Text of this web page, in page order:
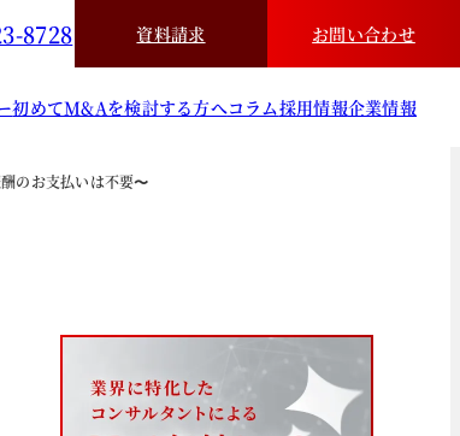
8728 資料請求 お問い合わせ
初めてM&Aを検討する方へコラム採用情報企業情報
のお支払いは不要〜